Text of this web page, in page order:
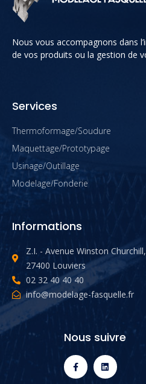
Nous vous accompagnons dans
de vos produits ou la gestion de
Services
Thermoformage/Soudure
Maquettage/Prototypage
Usinage/Outillage
Modelage/Fonderie
Informations
Z.I. - Avenue Winston Churchill,
27400 Louviers
02 32 40 40 40
info@modelage-fasquelle.fr
Nous suivre